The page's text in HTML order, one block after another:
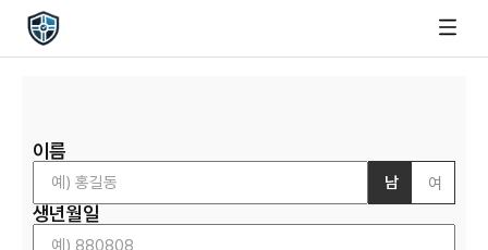
이름
남 여
생년월일